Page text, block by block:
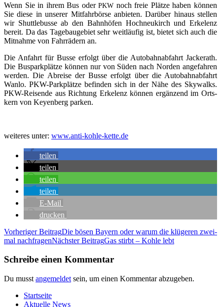
Wenn Sie in ihrem Bus oderPKW noch freie Plät­ze haben kön­nen
Sie die­se in unse­rer Mit­fahr­bör­se anbie­ten. Dar­über hin­aus stel­len
wir Shut­tle­bus­se ab den Bahn­hö­fen Hoch­neu­kirch und Erkel­enz
bereit. Da das Tage­bau­ge­biet sehr weit­läu­fig ist, bie­tet sich auch die
Mit­nah­me von Fahr­rä­dern an.
Die Anfahrt für Bus­se erfolgt über die Auto­bahn­ab­fahrt Jacke­rath.
Die Bus­park­plät­ze kön­nen nur von Süden nach Nor­den ange­fah­ren
wer­den. Die Abrei­se der Bus­se erfolgt über die Auto­bahn­ab­fahrt
Wan­lo. PKW-Park­plät­ze befin­den sich in der Nähe des Sky­walks.
PKW-Rei­sen­de aus Rich­tung Erkel­enz kön­nen ergän­zend im Orts­
kern von Key­en­berg parken.
wei­te­res unter: www.anti-kohle-kette.de
tei­len
tei­len
tei­len
tei­len
E‑Mail
dru­cken
Beitragsnavigation
Vorheriger BeitragDie bösen Bay­ern oder war­um die klü­ge­ren zwei­
mal nachfragenNächster BeitragGas stirbt – Koh­le lebt
Schreibe einen Kommentar
Du musst angemeldet sein, um einen Kommentar abzugeben.
Start­sei­te
Aktu­el­le News